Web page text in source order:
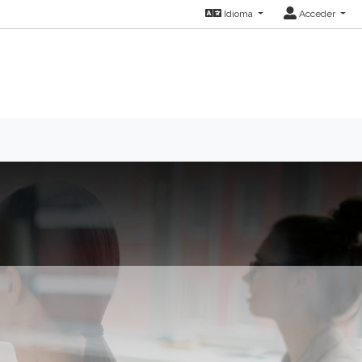
Idioma Acceder